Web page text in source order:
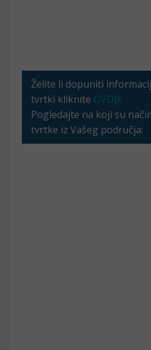
Želite li dopuniti
tvrtki kliknite OVDJE
Pogledajte na koji su
tvrtke iz Vašeg područja: